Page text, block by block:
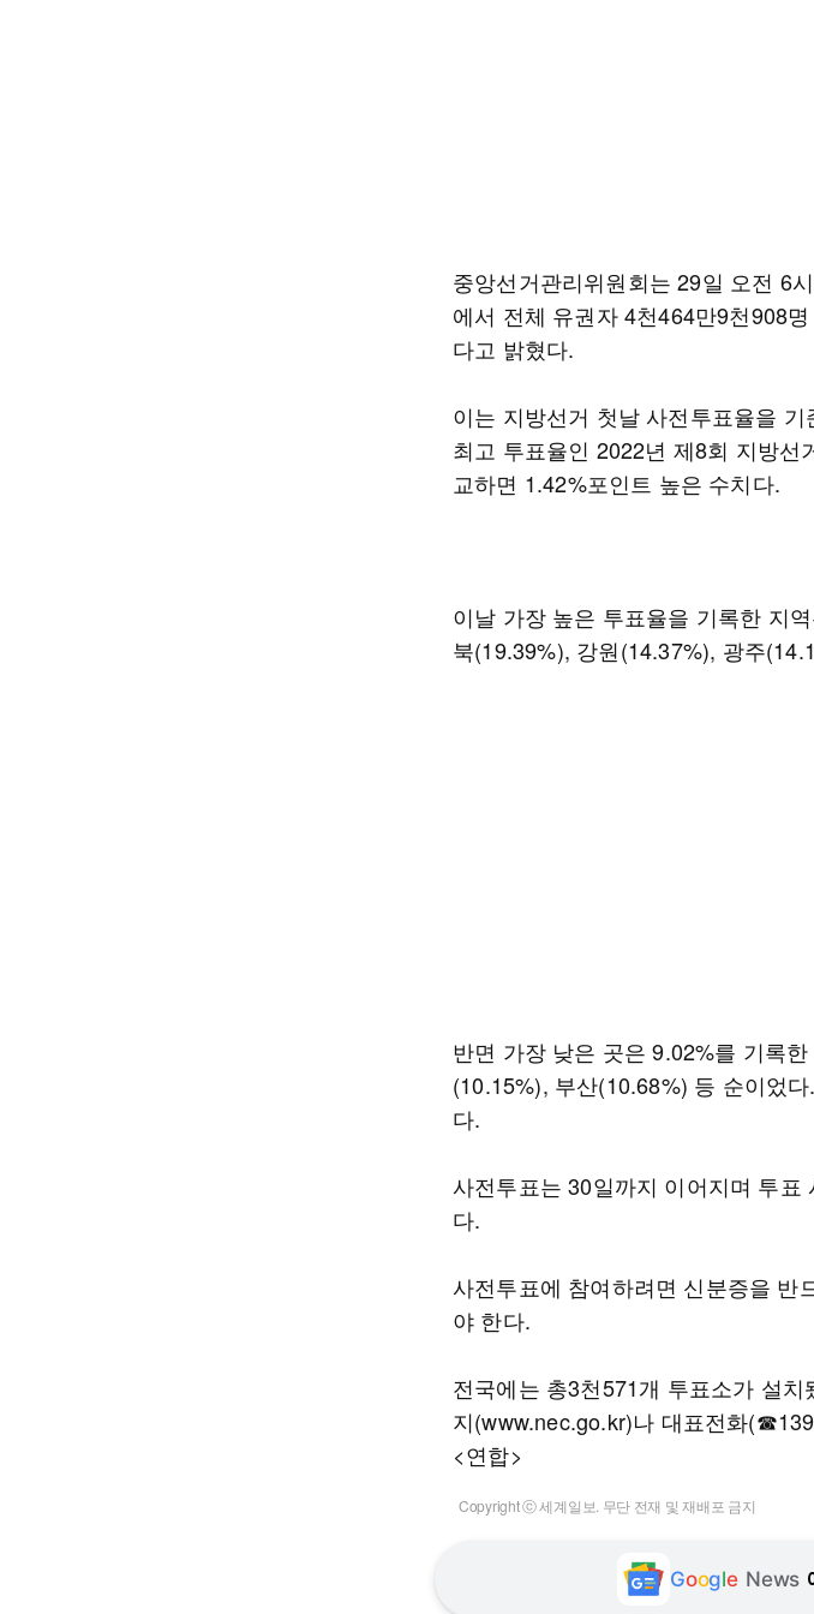
중앙선거관리위원회는 29일 오전 6
에서 전체 유권자 4천464만9천908
다고 밝혔다.
이는 지방선거 첫날 사전투표율을
최고 투표율인 2022년 제8회 지방선
교하면 1.42%포인트 높은 수치다.
이날 가장 높은 투표율을 기록한 지
북(19.39%), 강원(14.37%), 광주
반면 가장 낮은 곳은 9.02%를 기록
(10.15%), 부산(10.68%) 등 순이었
다.
사전투표는 30일까지 이어지며 투
다.
사전투표에 참여하려면 신분증을 반
야 한다.
전국에는 총3천571개 투표소가 설
지(www.nec.go.kr)나 대표전화
<연합>
Copyright ⓒ 세계일보. 무단 전재 및 재배포 금지
Google News